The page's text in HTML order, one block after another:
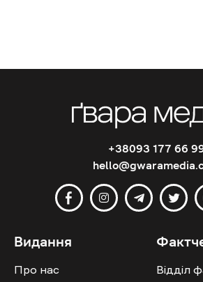
+38093 177 66
Видання
Про нас Відділ